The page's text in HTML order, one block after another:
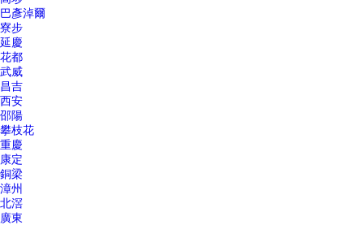
巴彥淖爾
寮步
延慶
花都
武威
昌吉
西安
邵陽
攀枝花
重慶
康定
銅梁
漳州
北滘
廣東